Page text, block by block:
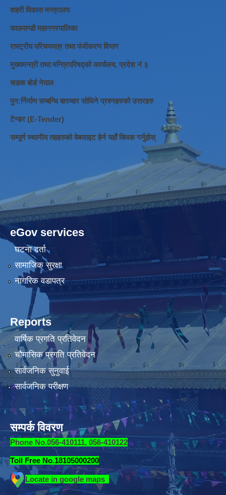
शहरी विकास मन्त्रालय
काठमाण्डौ महानगरपालिका
रास्ट्रीय परिचयपत्र तथा पंजीकरण विभाग
मुख्यमन्त्री तथा मन्त्रिपरिषद्को कार्यालय, प्रदेश नं ३
सडक बोर्ड नेपाल
पुन:र्निर्माण सम्बन्धि बारम्बार सोधिने प्रश्नहरुको उत्तरहरु
टेन्डर (E-Tender)
सम्पूर्ण स्थानीय तहहरुको वेबसाइट हेर्न यहाँ क्लिक गर्नुहोस्
eGov services
घटना दर्ता
सामाजिक सुरक्षा
नागरिक वडापत्र
Reports
वार्षिक प्रगति प्रतिवेदन
चौमासिक प्रगति प्रतिवेदन
सार्वजनिक सुनुवाई
सार्वजनिक परीक्षण
सम्पर्क विवरण
Phone No.056-410111, 056-410122
Toll Free No.18105000200
Locate in google maps